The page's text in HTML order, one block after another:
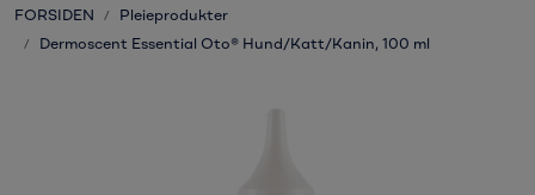
FORSIDEN
Pleieprodukter
Dermoscent Essential Oto® Hund/Katt/Kanin, 100 ml
Sårstell